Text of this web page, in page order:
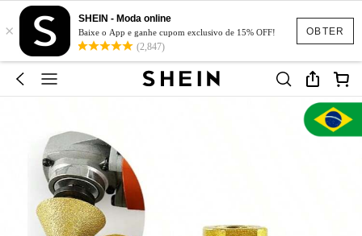
OBTER
×
SHEIN - Moda online
Baixe o App e ganhe cupom exclusivo de 15% OFF!
(2,847)